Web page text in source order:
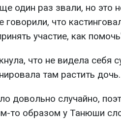
один раз звали, но это
говорили, что
участие, как
что не видела себя
там растить дочь.
довольно случайно,
то образом у Танюши